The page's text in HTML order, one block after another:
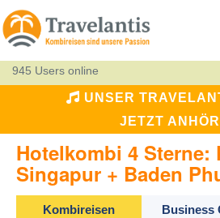
945 Users online
UNSER
JETZT
Hotelkombi 4 Sterne:
Singapur + Baden
Kombireisen Business